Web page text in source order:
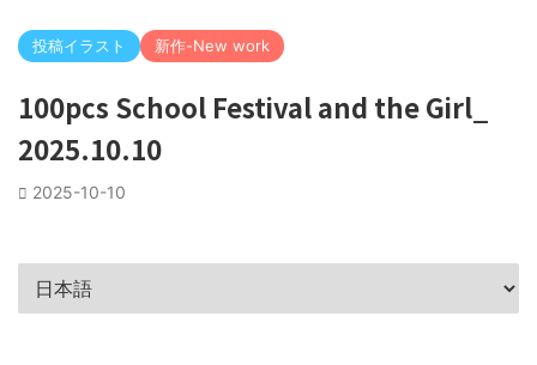
投稿イラスト 新作-New work
100pcs School Festival and the Girl_
2025.10.10
2025-10-10